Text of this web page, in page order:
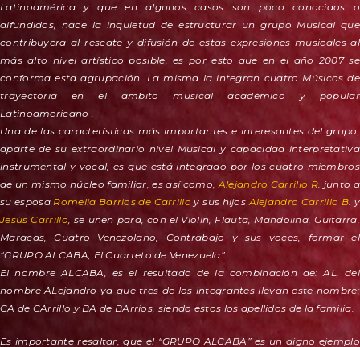
Latinoamérica y que en algunos casos son poco conocidos o
difundidos, nace la inquietud de estructurar un grupo Musical que
contribuyera al rescate y difusión de estas expresiones musicales al
más alto nivel artístico posible, es por esto que en el año 2007 se
conforma esta agrupación. La misma la integran cuatro Músicos de
trayectoria en el ámbito musical académico y popular
Latinoamericano .
Una de las características más importantes e interesantes del grupo,
aparte de su extraordinario nivel Musical y capacidad interpretativa
instrumental y vocal, es que está integrado por los cuatro miembros
de un mismo núcleo familiar, es así como,Alejandro Carrillo R. junto a
su esposaRomelia Barrios de Carrillo y sus hijosAlejandro Carrillo B. y
Jesús Carrillo, se unen para, con el Violín, Flauta, Mandolina, Guitarra,
Maracas, Cuatro Venezolano, Contrabajo y sus voces, formar el
“GRUPO ALCABA, El Cuarteto de Venezuela”.
El nombre ALCABA, es el resultado de la combinación de: AL, del
nombre ALejandro ya que tres de los integrantes llevan este nombre;
CA de CArrillo y BA de BArrios, siendo estos los apellidos de la familia.
Es importante resaltar, que el “GRUPO ALCABA” es un digno ejemplo